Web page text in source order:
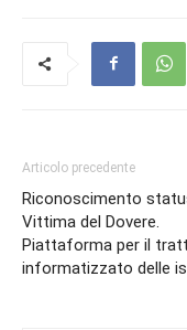
Articolo precedente
Riconoscimento
Vittima del Dovere.
Piattaforma per il
informatizzato delle